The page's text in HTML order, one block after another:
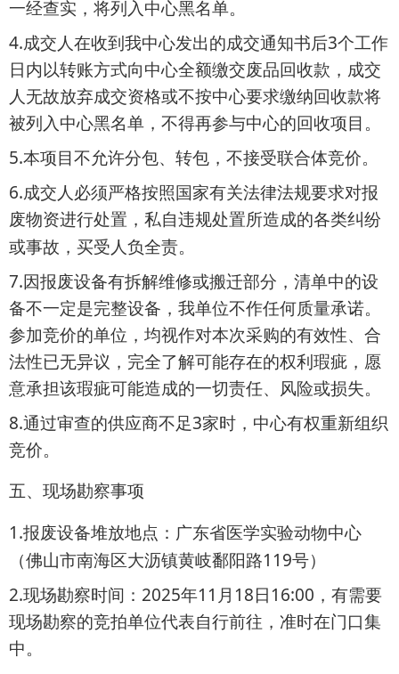
一经查实，将列入中心黑名单。
4.成交人在收到我中心发出的成交通知书后3个工作
日内以转账方式向中心全额缴交废品回收款，成交
人无故放弃成交资格或不按中心要求缴纳回收款将
被列入中心黑名单，不得再参与中心的回收项目。
5.本项目不允许分包、转包，不接受联合体竞价。
6.成交人必须严格按照国家有关法律法规要求对报
废物资进行处置，私自违规处置所造成的各类纠纷
或事故，买受人负全责。
7.因报废设备有拆解维修或搬迁部分，清单中的设
备不一定是完整设备，我单位不作任何质量承诺。
参加竞价的单位，均视作对本次采购的有效性、合
法性已无异议，完全了解可能存在的权利瑕疵，愿
意承担该瑕疵可能造成的一切责任、风险或损失。
8.通过审查的供应商不足3家时，中心有权重新组织
竞价。
五、现场勘察事项
1.报废设备堆放地点：广东省医学实验动物中心
（佛山市南海区大沥镇黄岐鄱阳路119号）
2.现场勘察时间： 2025年11 月 18 日 16:00 ，有需要
现场勘察的竞拍单位代表自行前往，准时在门口集
中。